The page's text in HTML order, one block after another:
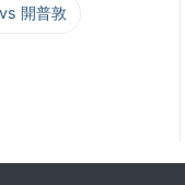
開普敦